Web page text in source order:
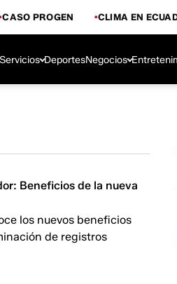
CASO PROGEN CLIMA EN
Servicios DeportesNegocios
Beneficios de la nueva
los nuevos beneficios
de registros